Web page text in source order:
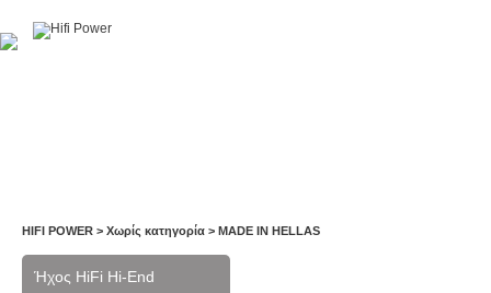
HIFI POWER > Χωρίς κατηγορία > MADE IN HELLAS
Ήχος HiFi Hi-End